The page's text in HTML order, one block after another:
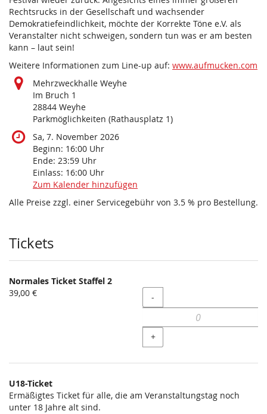
Rechtsrucks in der Gesellschaft und wachsender
Demokratiefeindlichkeit, möchte der Korrekte Töne e.V. als
Veranstalter nicht schweigen, sondern tun was er am besten
kann – laut sein!
Weitere Informationen zum Line-up auf: www.aufmucken.com
Mehrzweckhalle Weyhe
Im Bruch 1
28844 Weyhe
Parkmöglichkeiten (Rathausplatz 1)
Sa, 7. November 2026
Beginn: 16:00 Uhr
Ende: 23:59 Uhr
Einlass: 16:00 Uhr
Zum Kalender hinzufügen
Alle Preise zzgl. einer Servicegebühr von 3.5 % pro Bestellung.
Produkte
Tickets
Normales Ticket Staffel 2
39,00 €
Menge
-
+
U18-Ticket
Ermäßigtes Ticket für alle, die am Veranstaltungstag noch
unter 18 Jahre alt sind.